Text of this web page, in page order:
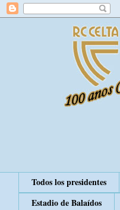
Todos los presidentes
Estadio de Balaídos